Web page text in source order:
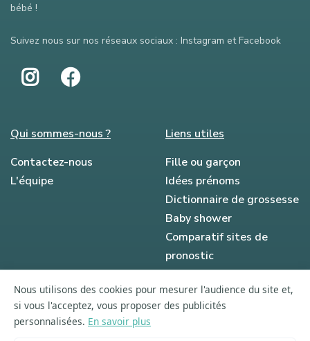
bébé !
Suivez nous sur nos réseaux sociaux : Instagram et Facebook
Qui sommes-nous ?
Contactez-nous
L'équipe
Liens utiles
Fille ou garçon
Idées prénoms
Dictionnaire de grossesse
Baby shower
Comparatif sites de
pronostic
Ils parlent de nous
Le blog
Nous utilisons des cookies pour mesurer l'audience du site et,
si vous l'acceptez, vous proposer des publicités
personnalisées. En savoir plus